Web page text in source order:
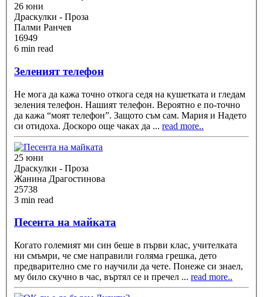
26 юни
Драскулки - Проза
Палми Ранчев
16949
6 min read
Зеленият телефон
Не мога да кажа точно откога седя на кушетката и гледам
зеления телефон. Нашият телефон. Вероятно е по-точно
да кажа “моят телефон”. Защото съм сам. Мария и Надето
си отидоха. Доскоро още чаках да ... read more..
25 юни
Драскулки - Проза
Жанина Драгостинова
25738
3 min read
Песента на майката
Когато големият ми син беше в първи клас, учителката
ни смъмри, че сме направили голяма грешка, дето
предварително сме го научили да чете. Понеже си знаел,
му било скучно в час, въртял се и пречел ... read more..